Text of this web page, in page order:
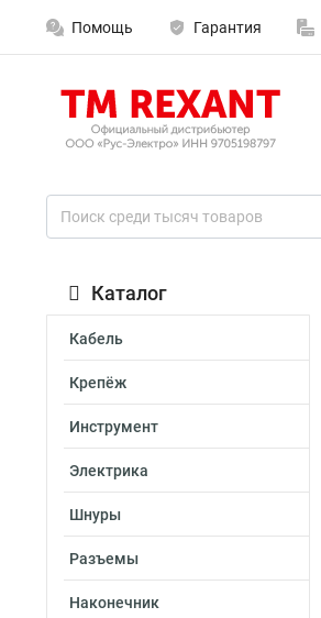
Помощь Гарантия
Каталог
Кабель
Крепёж
Инструмент
Электрика
Шнуры
Разъемы
Наконечник